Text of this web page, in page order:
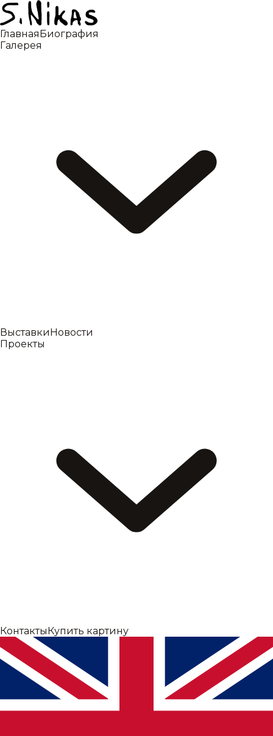
ГлавнаяБиография
Галерея
ВыставкиНовости
Проекты
КонтактыКупить картину